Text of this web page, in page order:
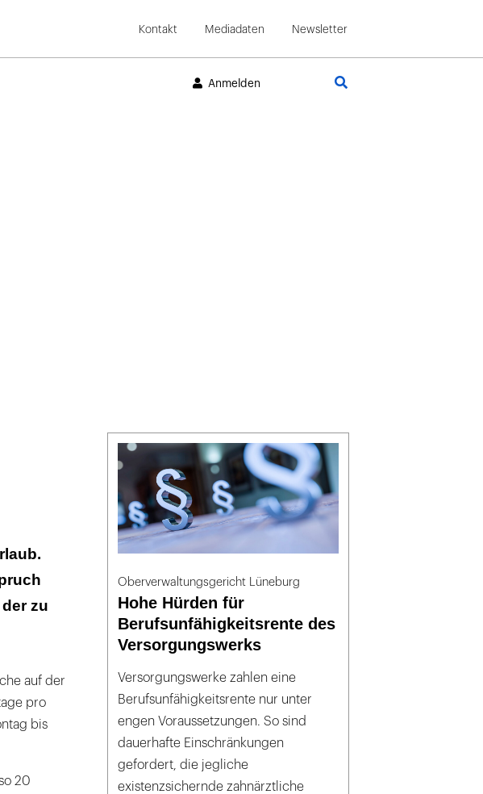
Kontakt Mediadaten Newsletter
Anmelden
zu
auf der
pro
bis
20
Oberverwaltungsgericht Lüneburg
Hohe Hürden für
Berufsunfähigkeitsrente des
Versorgungswerks
Versorgungswerke zahlen eine
Berufsunfähigkeitsrente nur unter
engen Voraussetzungen. So sind
dauerhafte Einschränkungen
gefordert, die jegliche
existenzsichernde zahnärztliche